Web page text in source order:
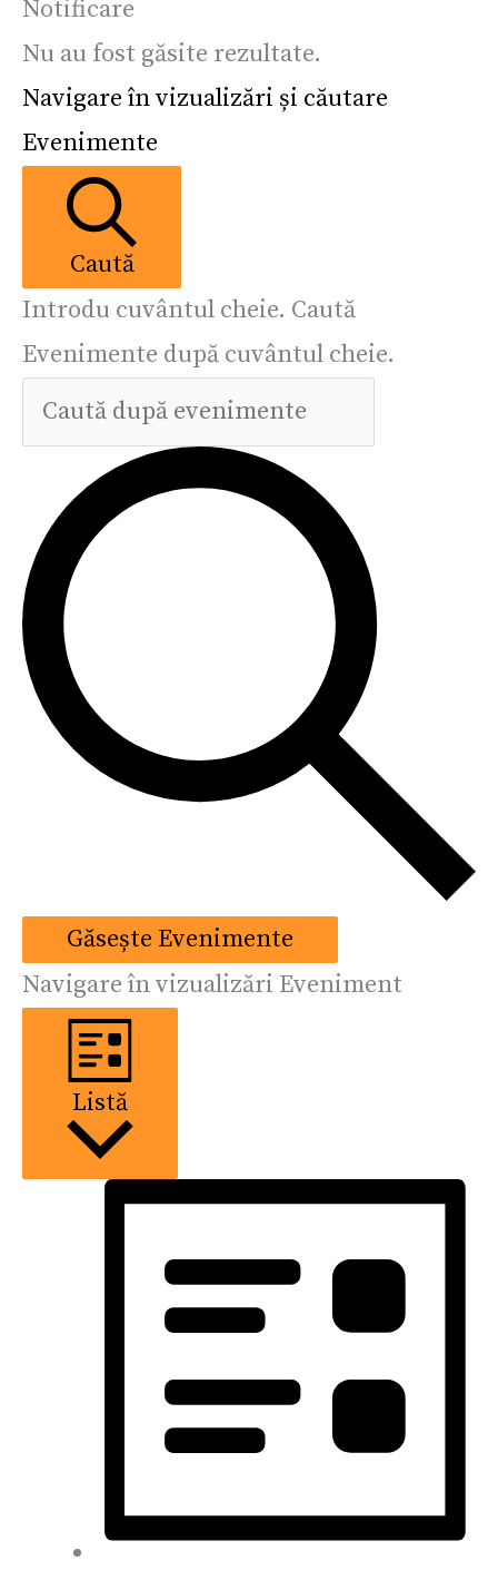
Notificare
Nu au fost găsite rezultate.
Navigare în vizualizări și căutare
Evenimente
Caută
Introdu cuvântul cheie. Caută
Evenimente după cuvântul cheie.
Găsește Evenimente
Navigare în vizualizări Eveniment
Listă